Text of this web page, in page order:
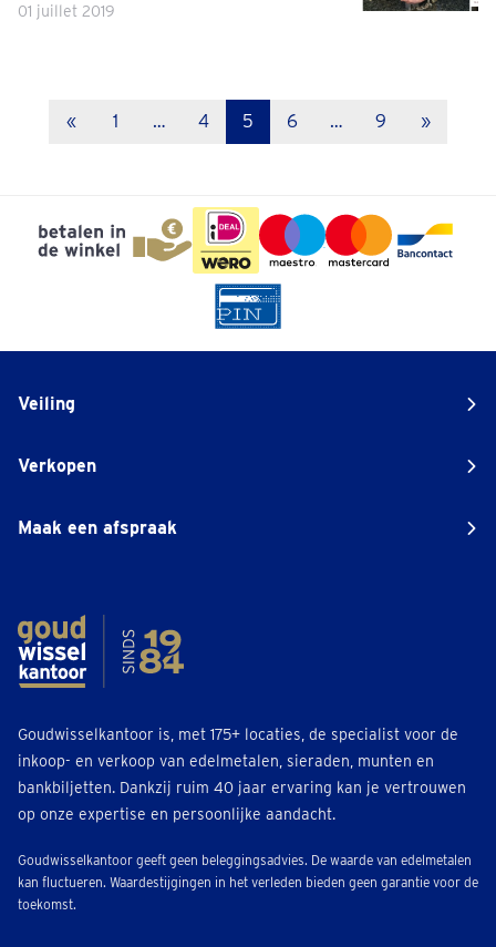
01 juillet 2019
« 1 … 4 5 6 … 9 »
Veiling
Verkopen
Maak een afspraak
Goudwisselkantoor is, met 175+ locaties, de specialist voor de
inkoop- en verkoop van edelmetalen, sieraden, munten en
bankbiljetten. Dankzij ruim 40 jaar ervaring kan je vertrouwen
op onze expertise en persoonlijke aandacht.
Goudwisselkantoor geeft geen beleggingsadvies. De waarde van edelmetalen
kan fluctueren. Waardestijgingen in het verleden bieden geen garantie voor de
toekomst.